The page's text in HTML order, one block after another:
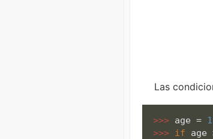
Las
>>> age =
>>> if age